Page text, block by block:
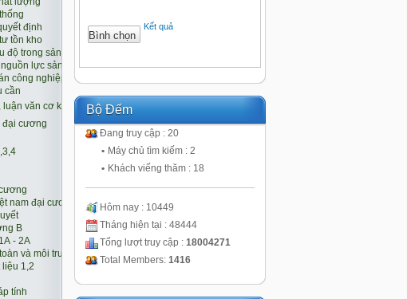
Kết quả
Bộ Đếm
Đang truy cập : 20
• Máy chủ tìm kiếm : 2
• Khách viếng thăm : 18
Hôm nay : 10449
Tháng hiện tại : 48444
Tổng lượt truy cập : 18004271
Total Members: 1416